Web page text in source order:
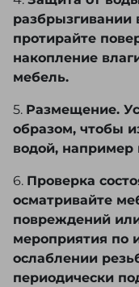
разбрызгивании
протирайте
накопление
мебель.
5. Размещение.
образом, чтобы
водой,
6. Проверка
осматривайте
повреждений
мероприятия по
ослаблении
периодически